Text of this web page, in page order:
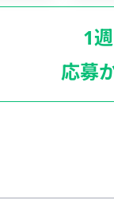
1
応募